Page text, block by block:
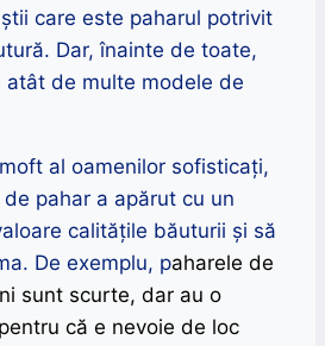
care este paharul potrivit
Dar, înainte de toate,
atât de multe modele de
al oamenilor sofisticați,
pahar a apărut cu un
calitățile băuturii și să
De exemplu, paharele de
sunt scurte, dar au o
că e nevoie de loc